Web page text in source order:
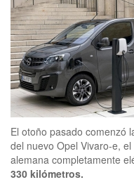
El otoño pasado comenzó
del nuevo Opel Vivaro-e,
alemana completamente
330 kilómetros.